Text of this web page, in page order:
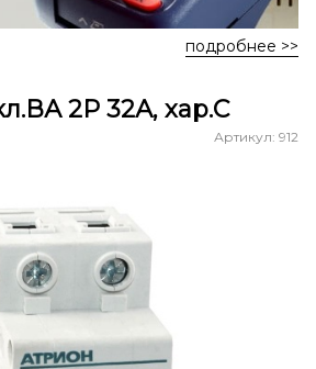
подробнее >>
2P 32А, хар.С
Артикул: 912